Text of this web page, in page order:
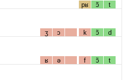
pʁ ɔ̃ t
ʒ ɔ k ɔ̃ d
ʁ ə f ɔ̃ t